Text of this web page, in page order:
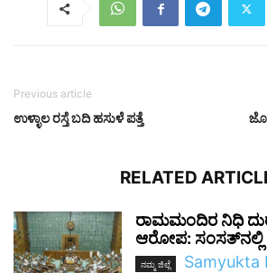
Previous article
ಉಳ್ಳಾಲ ರಸ್ತೆ ಬದಿ ಹಸುಳೆ ಪತ್ತೆ
RELATED
ರಾಮಮಂದಿರ ನಿಧಿ
ಆರೋಪ: ಸಂಸತ್‌ನಲ್ಲಿ
ನಮ್ಮ ಜಿಲ್ಲೆ Samyukta